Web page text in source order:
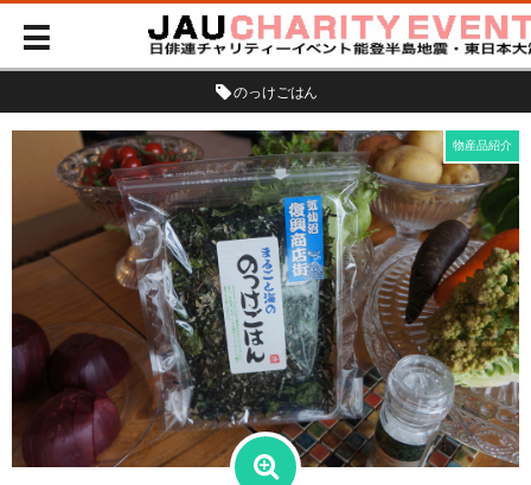
のっけごはん
物産品紹介